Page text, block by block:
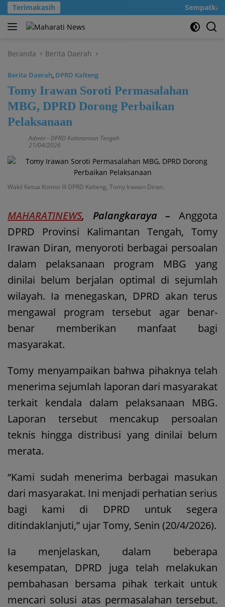
Langsung
ke
konten
Terimakasih
Beranda Berita Daerah
Berita Daerah, DPRD Kalteng
Tomy Irawan Soroti Permasalahan
MBG, DPRD Dorong Perbaikan
Pelaksanaan
Admin - DPRD Kalimantan Tengah
21/04/2026
Wakil Ketua Komisi III DPRD Kalteng, Tomy Irawan Diran.
MAHARATINEWS, Palangkaraya – Anggota
DPRD Provinsi Kalimantan Tengah, Tomy
Irawan Diran, menyoroti berbagai persoalan
dalam pelaksanaan program MBG yang
dinilai belum berjalan optimal di sejumlah
wilayah. Ia menegaskan, DPRD akan terus
mengawal program tersebut agar benar-
benar memberikan manfaat bagi
masyarakat.
Tomy menyampaikan bahwa pihaknya telah
menerima sejumlah laporan dari masyarakat
terkait kendala dalam pelaksanaan MBG.
Laporan tersebut mencakup persoalan
teknis hingga distribusi yang dinilai belum
merata.
“Kami sudah menerima berbagai masukan
dari masyarakat. Ini menjadi perhatian serius
bagi kami di DPRD untuk segera
ditindaklanjuti,” ujar Tomy, Senin (20/4/2026).
Ia menjelaskan, dalam beberapa
kesempatan, DPRD juga telah melakukan
pembahasan bersama pihak terkait untuk
mencari solusi atas permasalahan tersebut.